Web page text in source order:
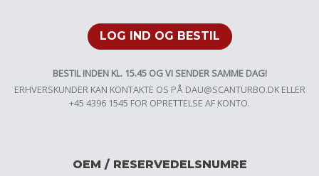
LOG IND OG BESTIL
BESTIL INDEN KL. 15.45 OG VI SENDER SAMME DAG!
ERHVERSKUNDER KAN KONTAKTE OS PÅ DAU@SCANTURBO.DKELLER
+45 4396 1545 FOR OPRETTELSE AF KONTO.
OEM / RESERVEDELSNUMRE